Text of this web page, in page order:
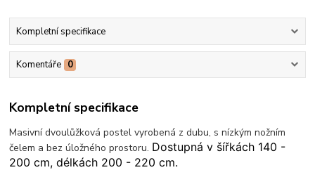
Kompletní specifikace
Komentáře 0
Kompletní specifikace
Masivní dvoulůžková postel vyrobená z dubu, s nízkým nožním
čelem a bez úložného prostoru. Dostupná v šířkách 140 -
200 cm, délkách 200 - 220 cm.